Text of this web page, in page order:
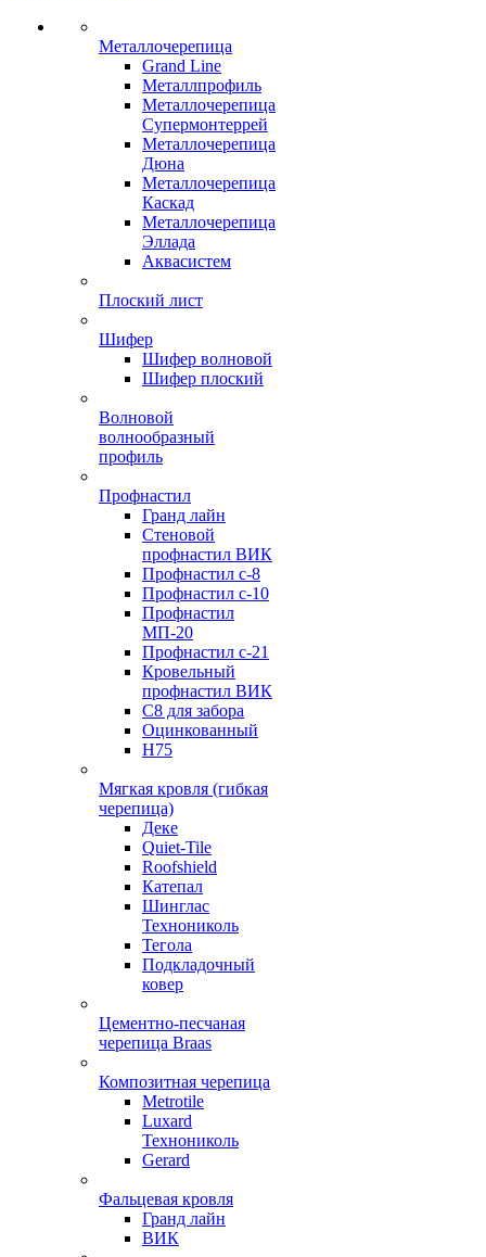
Металлочерепица
Grand Line
Металлпрофиль
Металлочерепица
Супермонтеррей
Металлочерепица
Дюна
Металлочерепица
Каскад
Металлочерепица
Эллада
Аквасистем
Плоский лист
Шифер
Шифер волновой
Шифер плоский
Волновой
волнообразный
профиль
Профнастил
Гранд лайн
Стеновой
профнастил ВИК
Профнастил с-8
Профнастил с-10
Профнастил
МП-20
Профнастил с-21
Кровельный
профнастил ВИК
С8 для забора
Оцинкованный
Н75
Мягкая кровля (гибкая
черепица)
Деке
Quiet-Tile
Roofshield
Катепал
Шинглас
Технониколь
Тегола
Подкладочный
ковер
Цементно-песчаная
черепица Braas
Композитная черепица
Metrotile
Luxard
Технониколь
Gerard
Фальцевая кровля
Гранд лайн
ВИК